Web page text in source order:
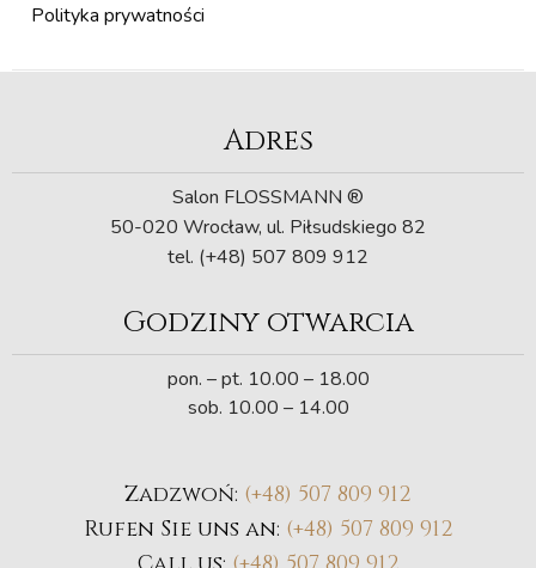
Polityka prywatności
Adres
Salon FLOSSMANN ®
50-020 Wrocław, ul. Piłsudskiego 82
tel. (+48) 507 809 912
Godziny otwarcia
pon. – pt. 10.00 – 18.00
sob. 10.00 – 14.00
Zadzwoń: (+48) 507 809 912
Rufen Sie uns an: (+48) 507 809 912